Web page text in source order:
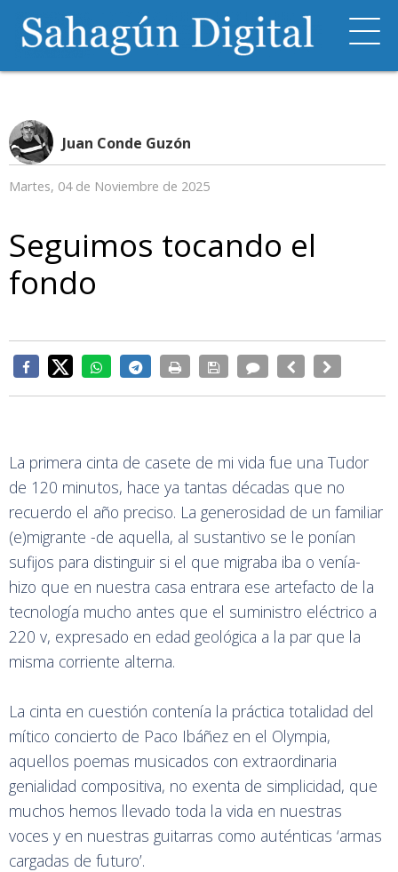
Juan Conde Guzón
Martes, 04 de Noviembre de 2025
Seguimos tocando el
fondo
La primera cinta de casete de mi vida fue una Tudor
de 120 minutos, hace ya tantas décadas que no
recuerdo el año preciso. La generosidad de un familiar
(e)migrante -de aquella, al sustantivo se le ponían
sufijos para distinguir si el que migraba iba o venía-
hizo que en nuestra casa entrara ese artefacto de la
tecnología mucho antes que el suministro eléctrico a
220 v, expresado en edad geológica a la par que la
misma corriente alterna.
La cinta en cuestión contenía la práctica totalidad del
mítico concierto de Paco Ibáñez en el Olympia,
aquellos poemas musicados con extraordinaria
genialidad compositiva, no exenta de simplicidad, que
muchos hemos llevado toda la vida en nuestras
voces y en nuestras guitarras como auténticas ‘armas
cargadas de futuro’.